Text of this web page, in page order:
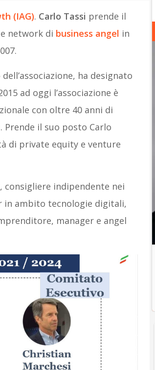
(IAG). Carlo Tassi prende il
network di business angel in
ha designato
ad oggi l’associazione è
con oltre 40 anni di
il suo posto Carlo
di private equity e venture
, consigliere indipendente nei
in ambito tecnologie digitali,
manager e angel